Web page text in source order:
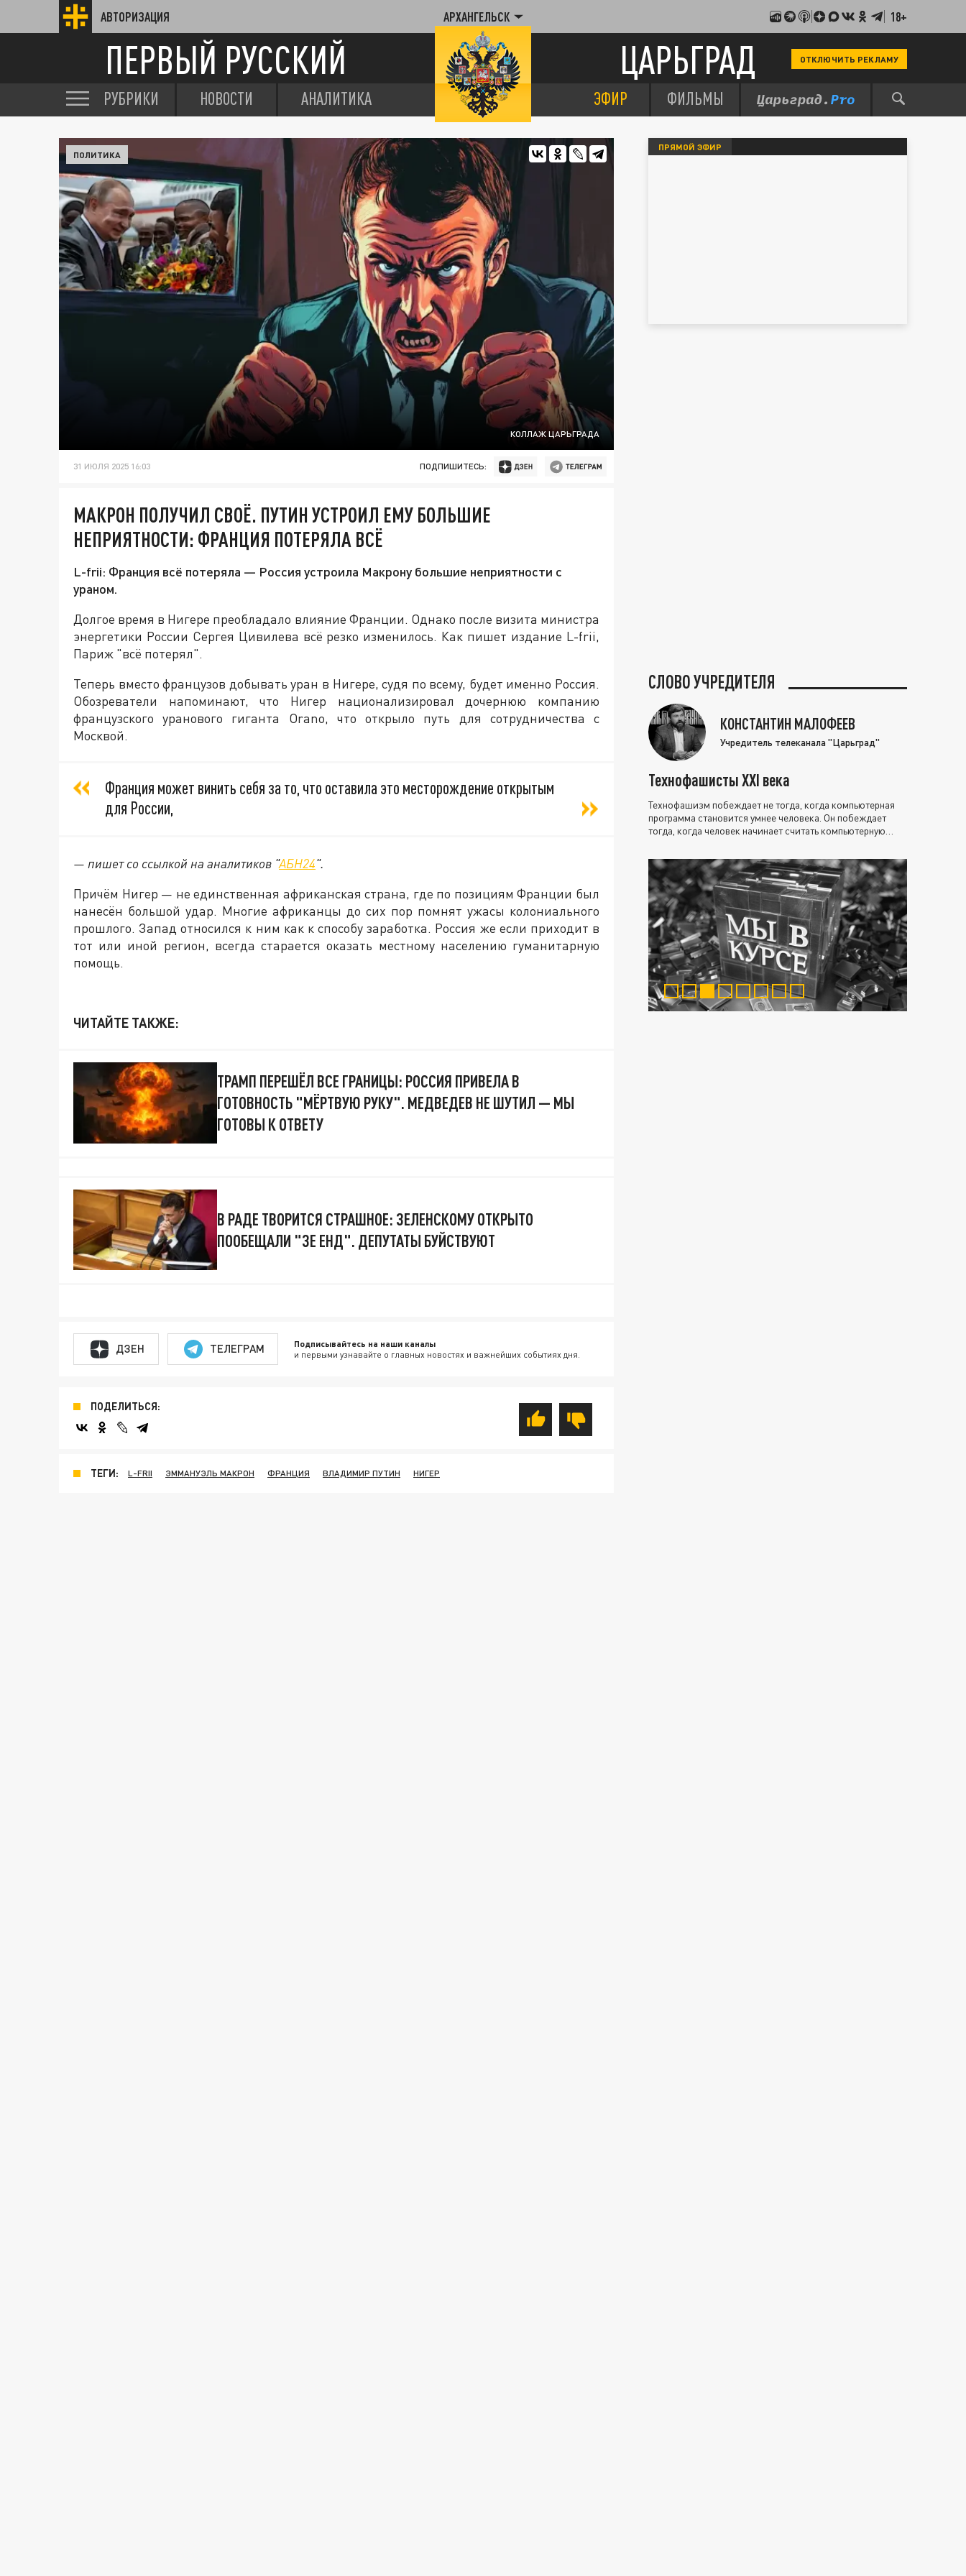
АВТОРИЗАЦИЯ АРХАНГЕЛЬСК 18+
ПЕРВЫЙ РУССКИЙ ЦАРЬГРАД ОТКЛЮЧИТЬ РЕКЛАМУ
РУБРИКИ НОВОСТИ АНАЛИТИКА ЭФИР ФИЛЬМЫ
КОЛЛАЖ ЦАРЬГРАДА
ПОЛИТИКА
31 ИЮЛЯ 2025 16:03 ПОДПИШИТЕСЬ:
МАКРОН ПОЛУЧИЛ СВОЁ. ПУТИН УСТРОИЛ ЕМУ БОЛЬШИЕ
НЕПРИЯТНОСТИ: ФРАНЦИЯ ПОТЕРЯЛА ВСЁ
L-frii: Франция всё потеряла — Россия устроила Макрону большие неприятности с
ураном.
Долгое время в Нигере преобладало влияние Франции. Однако после визита министра
энергетики России Сергея Цивилева всё резко изменилось. Как пишет издание L-frii,
Париж "всё потерял".
Теперь вместо французов добывать уран в Нигере, судя по всему, будет именно Россия.
Обозреватели напоминают, что Нигер национализировал дочернюю компанию
французского уранового гиганта Orano, что открыло путь для сотрудничества с
Москвой.
Франция может винить себя за то, что оставила это месторождение открытым
для России,
— пишет со ссылкой на аналитиков "АБН24".
Причём Нигер — не единственная африканская страна, где по позициям Франции был
нанесён большой удар. Многие африканцы до сих пор помнят ужасы колониального
прошлого. Запад относился к ним как к способу заработка. Россия же если приходит в
тот или иной регион, всегда старается оказать местному населению гуманитарную
помощь.
ЧИТАЙТЕ ТАКЖЕ:
ТРАМП ПЕРЕШЁЛ ВСЕ ГРАНИЦЫ: РОССИЯ ПРИВЕЛА В
ГОТОВНОСТЬ "МЁРТВУЮ РУКУ". МЕДВЕДЕВ НЕ ШУТИЛ — МЫ
ГОТОВЫ К ОТВЕТУ
В РАДЕ ТВОРИТСЯ СТРАШНОЕ: ЗЕЛЕНСКОМУ ОТКРЫТО
ПООБЕЩАЛИ "ЗЕ ЕНД". ДЕПУТАТЫ БУЙСТВУЮТ
ДЗЕН ТЕЛЕГРАМ Подписывайтесь на наши каналы
и первыми узнавайте о главных новостях и важнейших событиях дня.
ПОДЕЛИТЬСЯ:
ТЕГИ: L-FRII ЭММАНУЭЛЬ МАКРОН ФРАНЦИЯ ВЛАДИМИР ПУТИН НИГЕР
ПРЯМОЙ ЭФИР
СЛОВО УЧРЕДИТЕЛЯ
КОНСТАНТИН МАЛОФЕЕВ
Учредитель телеканала "Царьград"
Технофашисты XXI века
Технофашизм побеждает не тогда, когда компьютерная
программа становится умнее человека. Он побеждает
тогда, когда человек начинает считать компьютерную